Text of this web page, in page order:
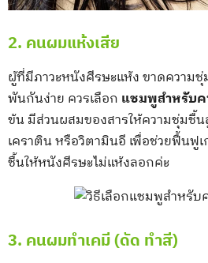
2. คนผมแห้งเสีย
ผู้ที่มีภาวะหนังศีรษะแห้ง ขาดความ
พันกันง่าย ควรเลือก แชมพูสำหรับ
ข้น มีส่วนผสมของสารให้ความชุ่มชื้
เคราติน หรือวิตามินอี เพื่อช่วยฟื้นฟู
ชื้นให้หนังศีรษะไม่แห้งลอกค่ะ
3. คนผมทำเคมี (ดัด ทำสี)